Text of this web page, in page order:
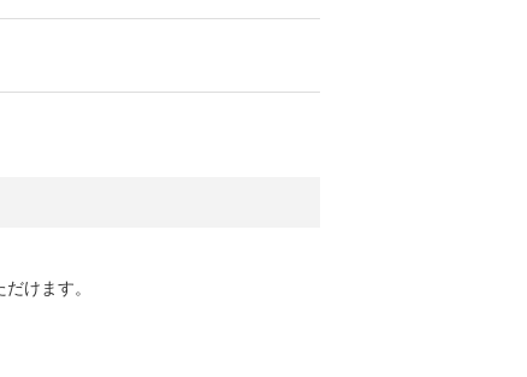
けます。